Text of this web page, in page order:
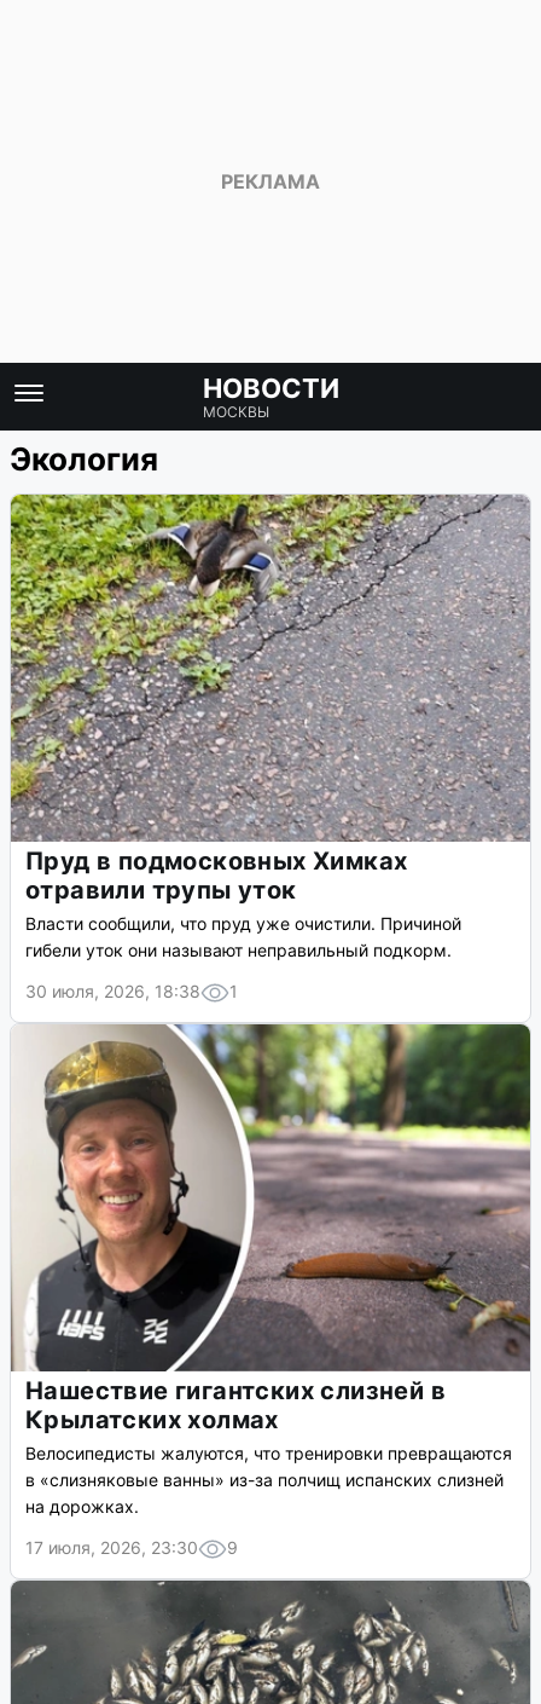
НОВОСТИ
МОСКВЫ
Экология
Пруд в подмосковных Химках
отравили трупы уток
Власти сообщили, что пруд уже очистили. Причиной
гибели уток они называют неправильный подкорм.
30 июля, 2026, 18:38
1
Нашествие гигантских слизней в
Крылатских холмах
Велосипедисты жалуются, что тренировки превращаются
в «слизняковые ванны» из-за полчищ испанских слизней
на дорожках.
17 июля, 2026, 23:30
9